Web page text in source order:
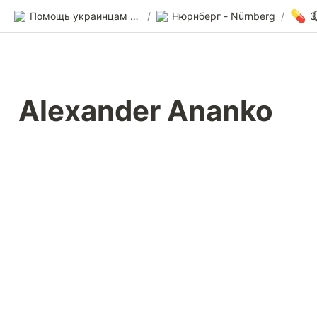
Помощь украинцам в Германии / Нюрнберг - Nürnberg / 💊
Alexander Ananko